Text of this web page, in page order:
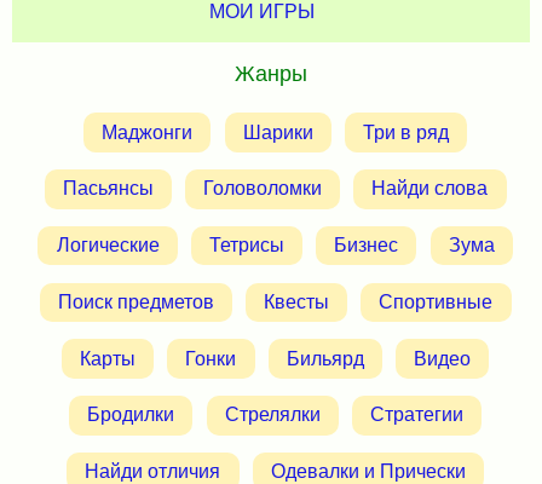
МОИ ИГРЫ
Жанры
Маджонги Шарики Три в ряд
Пасьянсы Головоломки Найди слова
Логические Тетрисы Бизнес Зума
Поиск предметов Квесты Спортивные
Карты Гонки Бильярд Видео
Бродилки Стрелялки Стратегии
Найди отличия Одевалки и Прически